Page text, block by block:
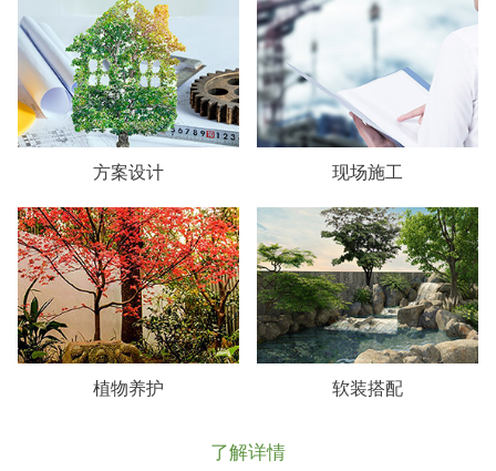
方案设计 现场施工
植物养护 软装搭配
了解详情